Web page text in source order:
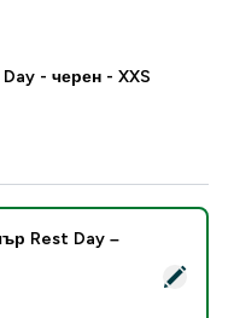
- черен - XXS
суитчър Rest Day –
Rest Day –